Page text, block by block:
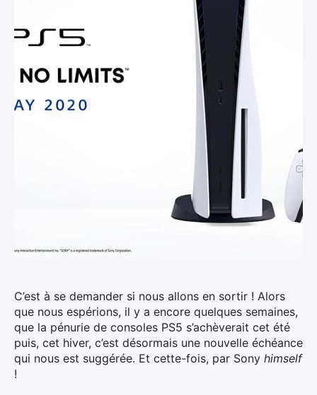
C’est à se demander si nous allons en sortir ! Alors
que nous espérions, il y a encore quelques semaines,
que la pénurie de consoles PS5 s’achèverait cet été
puis, cet hiver, c’est désormais une nouvelle échéance
qui nous est suggérée. Et cette-fois, par Sony himself
!